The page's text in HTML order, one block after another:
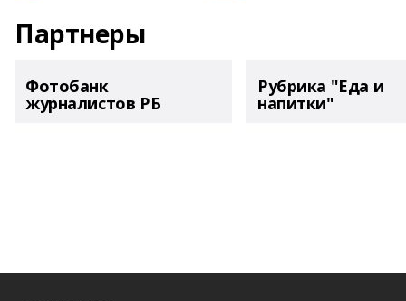
Партнеры
Фотобанк
журналистов РБ
Рубрика "Еда и
напитки"